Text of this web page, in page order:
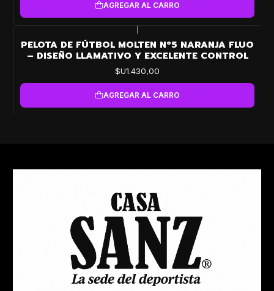
AGREGAR AL CARRO
PELOTA DE FÚTBOL MOLTEN Nº5 NARANJA FLUO
– DISEÑO LLAMATIVO Y EXCELENTE CONTROL
$U1.430,00
AGREGAR AL CARRO